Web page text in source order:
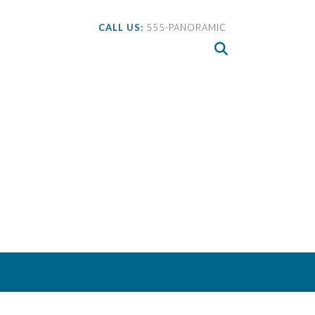
CALL US: 555-PANORAMIC